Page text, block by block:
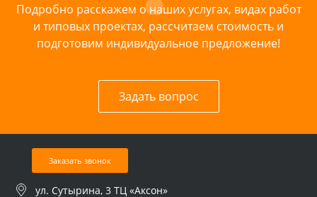
Подробно расскажем о наших услугах, видах работ
и типовых проектах, рассчитаем стоимость и
подготовим индивидуальное предложение!
Задать вопрос
Заказать звонок
ул. Сутырина, 3 ТЦ «Аксон»